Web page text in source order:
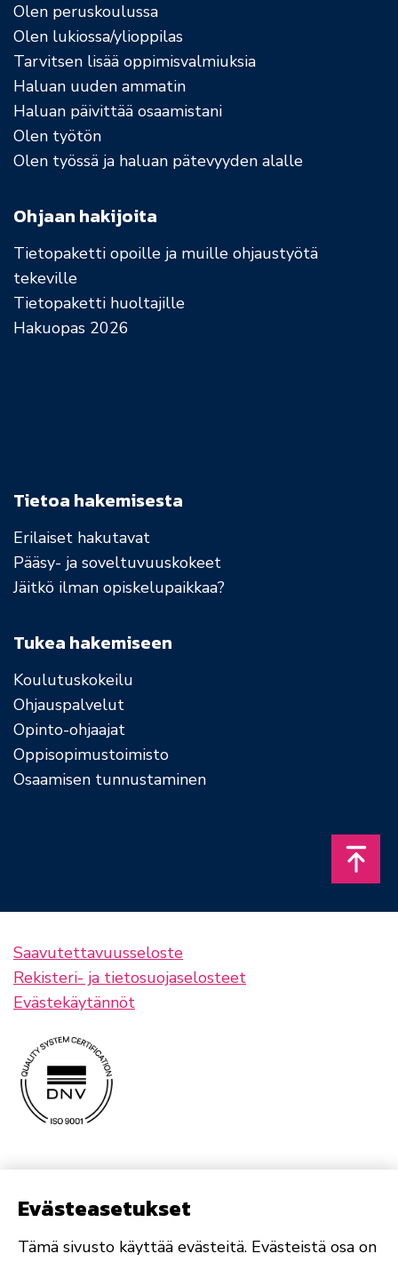
Olen peruskoulussa
Olen lukiossa/ylioppilas
Tarvitsen lisää oppimisvalmiuksia
Haluan uuden ammatin
Haluan päivittää osaamistani
Olen työtön
Olen työssä ja haluan pätevyyden alalle
Ohjaan hakijoita
Tietopaketti opoille ja muille ohjaustyötä
tekeville
Tietopaketti huoltajille
Hakuopas 2026
Tietoa hakemisesta
Erilaiset hakutavat
Pääsy- ja soveltuvuuskokeet
Jäitkö ilman opiskelupaikkaa?
Tukea hakemiseen
Koulutuskokeilu
Ohjauspalvelut
Opinto-ohjaajat
Oppisopimustoimisto
Osaamisen tunnustaminen
Saavutettavuusseloste
Rekisteri- ja tietosuojaselosteet
Evästekäytännöt
Evästeasetukset
Tämä sivusto käyttää evästeitä. Evästeistä osa on